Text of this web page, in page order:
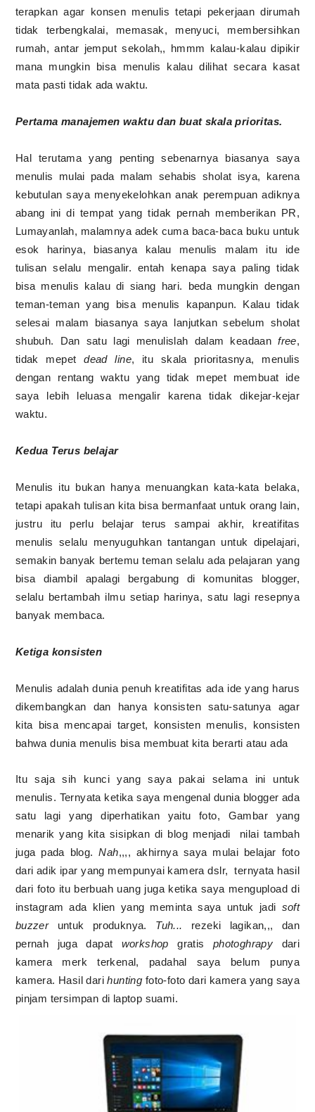
terapkan agar konsen menulis tetapi pekerjaan dirumah
tidak terbengkalai, memasak, menyuci, membersihkan
rumah, antar jemput sekolah,, hmmm kalau-kalau dipikir
mana mungkin bisa menulis kalau dilihat secara kasat
mata pasti tidak ada waktu.
Pertama manajemen waktu dan buat skala prioritas.
Hal terutama yang penting sebenarnya biasanya saya
menulis mulai pada malam sehabis sholat isya, karena
kebutulan saya menyekelohkan anak perempuan adiknya
abang ini di tempat yang tidak pernah memberikan PR,
Lumayanlah, malamnya adek cuma baca-baca buku untuk
esok harinya, biasanya kalau menulis malam itu ide
tulisan selalu mengalir. entah kenapa saya paling tidak
bisa menulis kalau di siang hari. beda mungkin dengan
teman-teman yang bisa menulis kapanpun. Kalau tidak
selesai malam biasanya saya lanjutkan sebelum sholat
shubuh. Dan satu lagi menulislah dalam keadaanfree,
tidak mepetdead line, itu skala prioritasnya, menulis
dengan rentang waktu yang tidak mepet membuat ide
saya lebih leluasa mengalir karena tidak dikejar-kejar
waktu.
Kedua Terus belajar
Menulis itu bukan hanya menuangkan kata-kata belaka,
tetapi apakah tulisan kita bisa bermanfaat untuk orang lain,
justru itu perlu belajar terus sampai akhir, kreatifitas
menulis selalu menyuguhkan tantangan untuk dipelajari,
semakin banyak bertemu teman selalu ada pelajaran yang
bisa diambil apalagi bergabung di komunitas blogger,
selalu bertambah ilmu setiap harinya, satu lagi resepnya
banyak membaca.
Ketiga konsisten
Menulis adalah dunia penuh kreatifitas ada ide yang harus
dikembangkan dan hanya konsisten satu-satunya agar
kita bisa mencapai target, konsisten menulis, konsisten
bahwa dunia menulis bisa membuat kita berarti atau ada
Itu saja sih kunci yang saya pakai selama ini untuk
menulis. Ternyata ketika saya mengenal dunia blogger ada
satu lagi yang diperhatikan yaitu foto, Gambar yang
menarik yang kita sisipkan di blog menjadi nilai tambah
juga pada blog. Nah,,,, akhirnya saya mulai belajar foto
dari adik ipar yang mempunyai kamera dslr, ternyata hasil
dari foto itu berbuah uang juga ketika saya mengupload di
instagram ada klien yang meminta saya untuk jadi soft
buzzeruntuk produknya. Tuh... rezeki lagikan,,, dan
pernah juga dapat workshop gratis photoghrapy dari
kamera merk terkenal, padahal saya belum punya
kamera. Hasil darihunting foto-foto dari kamera yang saya
pinjam tersimpan di laptop suami.